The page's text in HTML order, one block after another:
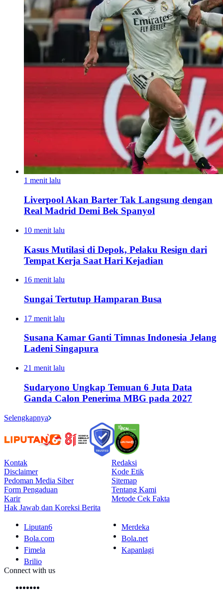
1 menit lalu
Liverpool Akan Barter Tak Langsung dengan
Real Madrid Demi Bek Spanyol
10 menit lalu
Kasus Mutilasi di Depok, Pelaku Resign dari
Tempat Kerja Saat Hari Kejadian
16 menit lalu
Sungai Tertutup Hamparan Busa
17 menit lalu
Susana Kamar Ganti Timnas Indonesia Jelang
Ladeni Singapura
21 menit lalu
Sudaryono Ungkap Temuan 6 Juta Data
Ganda Calon Penerima MBG pada 2027
Selengkapnya
Kontak
Redaksi
Disclaimer
Kode Etik
Pedoman Media Siber
Sitemap
Form Pengaduan
Tentang Kami
Karir
Metode Cek Fakta
Hak Jawab dan Koreksi Berita
Liputan6
Merdeka
Bola.com
Bola.net
Fimela
Kapanlagi
Brilio
Connect with us